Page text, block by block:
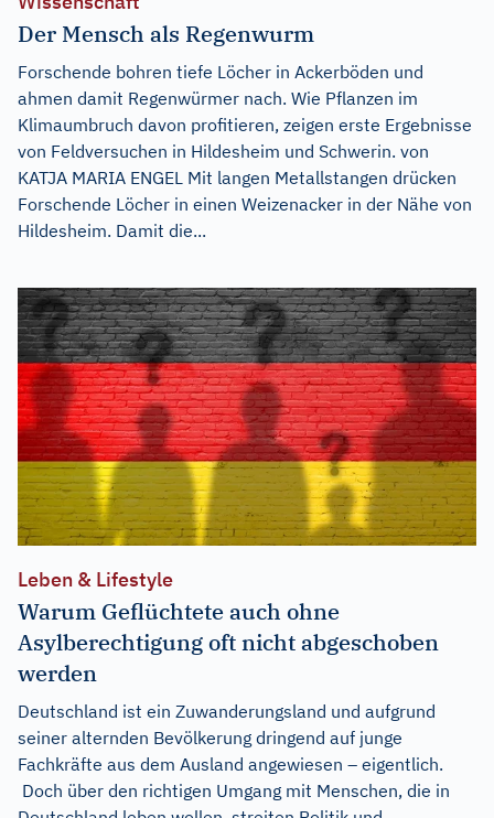
Der Mensch als Regenwurm
Forschende bohren tiefe Löcher in Ackerböden und
ahmen damit Regenwürmer nach. Wie Pflanzen im
Klimaumbruch davon profitieren, zeigen erste Ergebnisse
von Feldversuchen in Hildesheim und Schwerin. von
KATJA MARIA ENGEL Mit langen Metallstangen drücken
Forschende Löcher in einen Weizenacker in der Nähe von
Hildesheim. Damit die...
Leben & Lifestyle
Warum Geflüchtete auch ohne
Asylberechtigung oft nicht abgeschoben
werden
Deutschland ist ein Zuwanderungsland und aufgrund
seiner alternden Bevölkerung dringend auf junge
Fachkräfte aus dem Ausland angewiesen – eigentlich.
Doch über den richtigen Umgang mit Menschen, die in